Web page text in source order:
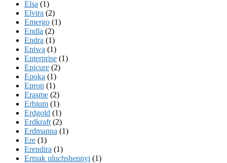
Elsa (1)
Elvira (2)
Emergo (1)
Endla (2)
Endra (1)
Eniwa (1)
Enterprise (1)
Epicure (2)
Epoka (1)
Epron (1)
Erasme (2)
Erbium (1)
Erdgold (1)
Erdkraft (2)
Erdmanna (1)
Ere (1)
Erendira (1)
Ermak uluchshennyi (1)